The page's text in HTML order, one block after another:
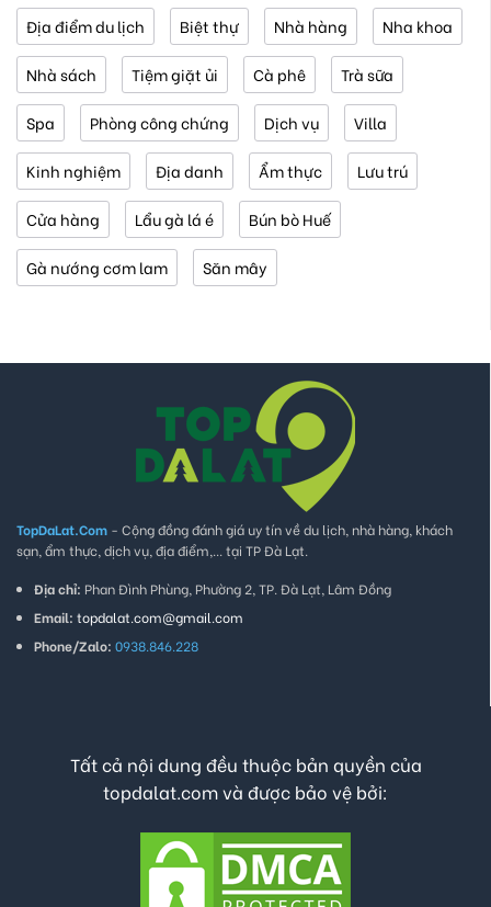
Địa điểm du lịch Biệt thự Nhà hàng Nha khoa
Nhà sách Tiệm giặt ủi Cà phê Trà sữa
Spa Phòng công chứng Dịch vụ Villa
Kinh nghiệm Địa danh Ẩm thực Lưu trú
Cửa hàng Lẩu gà lá é Bún bò Huế
Gà nướng cơm lam Săn mây
TopDaLat.Com - Cộng đồng đánh giá uy tín về du lịch, nhà hàng, khách
sạn, ẩm thực, dịch vụ, địa điểm,... tại TP Đà Lạt.
Địa chỉ: Phan Đình Phùng, Phường 2, TP. Đà Lạt, Lâm Đồng
Email: topdalat.com@gmail.com
Phone/Zalo: 0938.846.228
Tất cả nội dung đều thuộc bản quyền của
topdalat.com và được bảo vệ bởi: